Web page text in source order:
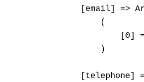
[email] =>
        (
[0]
        )
[telephone]